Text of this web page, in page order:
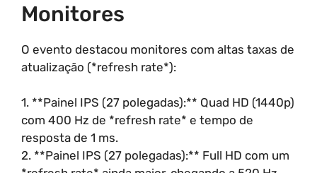
Monitores
O evento destacou monitores com altas taxas de
atualização (*refresh rate*):
1. **Painel IPS (27 polegadas):** Quad HD (1440p)
com 400 Hz de *refresh rate* e tempo de
resposta de 1 ms.
2. **Painel IPS (27 polegadas):** Full HD com um